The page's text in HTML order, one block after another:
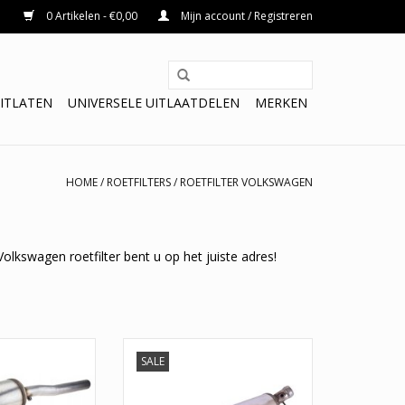
0 Artikelen - €0,00 Mijn account / Registreren
UNIVERSELE UITLAATDELEN MERKEN
HOME/ ROETFILTERS/ ROETFILTER VOLKSWAGEN
roetfilter bent u op het juiste adres!
ze ook direct af te halen bij ons.
7E0254800JX
SALE
Nieuwe Roetfilter Volkswagen
Crafter 2.0, 2.5. De originele